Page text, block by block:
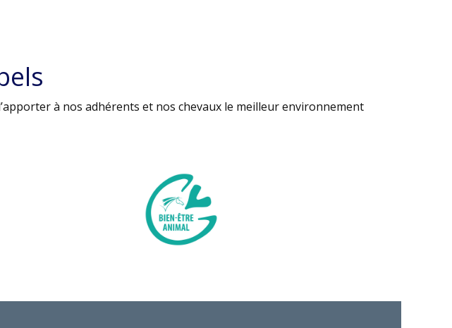
à nos adhérents et nos chevaux le meilleur environnement